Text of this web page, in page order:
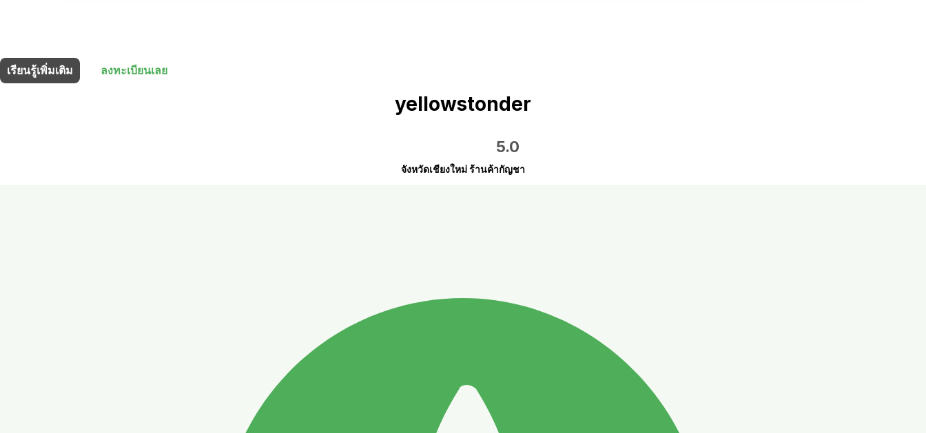
เรียนรู้เพิ่มเติม
ลงทะเบียนเลย
yellowstonder
5.0
จังหวัดเชียงใหม่ ร้านค้ากัญชา